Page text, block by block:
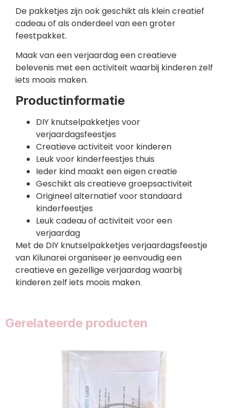
De pakketjes zijn ook geschikt als klein creatief
cadeau of als onderdeel van een groter
feestpakket.
Maak van een verjaardag een creatieve
belevenis met een activiteit waarbij kinderen zelf
iets moois maken.
Productinformatie
DIY knutselpakketjes voor
verjaardagsfeestjes
Creatieve activiteit voor kinderen
Leuk voor kinderfeestjes thuis
Ieder kind maakt een eigen creatie
Geschikt als creatieve groepsactiviteit
Origineel alternatief voor standaard
kinderfeestjes
Leuk cadeau of activiteit voor een
verjaardag
Met de DIY knutselpakketjes verjaardagsfeestje
van Kilunarei organiseer je eenvoudig een
creatieve en gezellige verjaardag waarbij
kinderen zelf iets moois maken.
Gerelateerde producten